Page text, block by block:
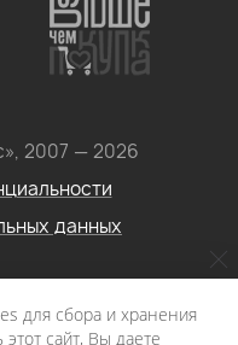
2007 — 2026
данных
с сайта: Материалы
Социальное
для сбора и хранения
сайт, Вы даете